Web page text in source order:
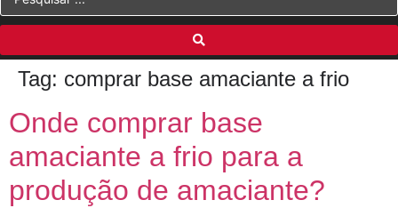
Tag: comprar base amaciante a frio
Onde comprar base
amaciante a frio para a
produção de amaciante?